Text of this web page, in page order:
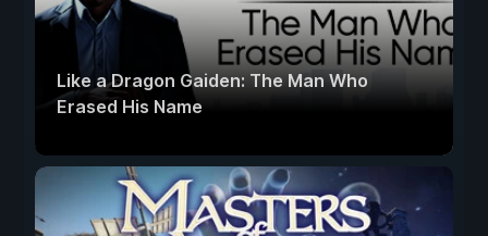
Like a Dragon Gaiden: The Man Who
Erased His Name